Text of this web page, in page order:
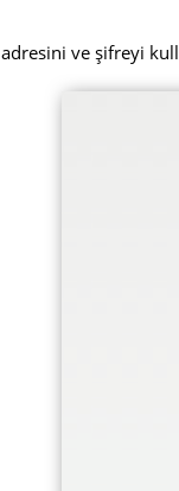
ve şifreyi